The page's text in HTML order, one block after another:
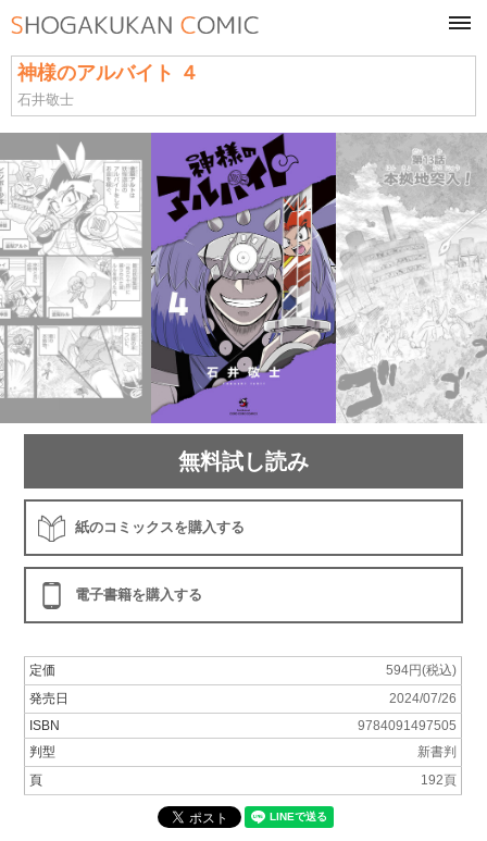
神様のアルバイト ４
石井敬士
無料試し読み
紙のコミックスを購入する
電子書籍を購入する
定価
594円(税込)
発売日
2024/07/26
ISBN
9784091497505
判型
新書判
頁
192頁